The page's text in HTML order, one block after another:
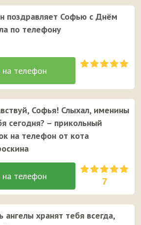
поздравляет Софью с Днём
по телефону
Софья! Слыхал, именины
сегодня? – прикольный
на телефон от кота
7
ангелы хранят тебя всегда,